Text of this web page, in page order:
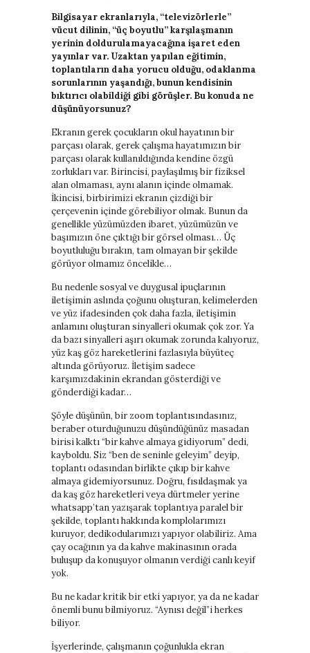
Bilgisayar ekranlarıyla, “televizörlerle”
vücut dilinin, “üç boyutlu” karşılaşmanın
yerinin doldurulamayacağına işaret eden
yayınlar var. Uzaktan yapılan eğitimin,
toplantıların daha yorucu olduğu, odaklanma
sorunlarının yaşandığı, bunun kendisinin
bıktırıcı olabildiği gibi görüşler. Bu konuda ne
düşünüyorsunuz?
Ekranın gerek çocukların okul hayatının bir
parçası olarak, gerek çalışma hayatımızın bir
parçası olarak kullanıldığında kendine özgü
zorlukları var. Birincisi, paylaşılmış bir fiziksel
alan olmaması, aynı alanın içinde olmamak.
İkincisi, birbirimizi ekranın çizdiği bir
çerçevenin içinde görebiliyor olmak. Bunun da
genellikle yüzümüzden ibaret, yüzümüzün ve
başımızın öne çıktığı bir görsel olması… Üç
boyutluluğu bırakın, tam olmayan bir şekilde
görüyor olmamız öncelikle…
Bu nedenle sosyal ve duygusal ipuçlarının
iletişimin aslında çoğunu oluşturan, kelimelerden
ve yüz ifadesinden çok daha fazla, iletişimin
anlamını oluşturan sinyalleri okumak çok zor. Ya
da bazı sinyalleri aşırı okumak zorunda kalıyoruz,
yüz kaş göz hareketlerini fazlasıyla büyüteç
altında görüyoruz. İletişim sadece
karşımızdakinin ekrandan gösterdiği ve
gönderdiği kadar…
Şöyle düşünün, bir zoom toplantısındasınız,
beraber oturduğunuzu düşündüğünüz masadan
birisi kalktı “bir kahve almaya gidiyorum” dedi,
kayboldu. Siz “ben de seninle geleyim” deyip,
toplantı odasından birlikte çıkıp bir kahve
almaya gidemiyorsunuz. Doğru, fısıldaşmak ya
da kaş göz hareketleri veya dürtmeler yerine
whatsapp’tan yazışarak toplantıya paralel bir
şekilde, toplantı hakkında komplolarımızı
kuruyor, dedikodularımızı yapıyor olabiliriz. Ama
çay ocağının ya da kahve makinasının orada
buluşup da konuşuyor olmanın verdiği canlı keyif
yok.
Bu ne kadar kritik bir etki yapıyor, ya da ne kadar
önemli bunu bilmiyoruz. “Aynısı değil”i herkes
biliyor.
İşyerlerinde, çalışmanın çoğunlukla ekran